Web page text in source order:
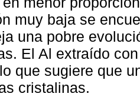
muy baja se
una pobre
El Al extraído
que sugiere que
cristalinas.